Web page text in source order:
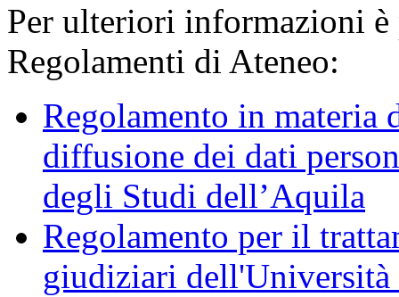
Per ulteriori informazioni è
Regolamenti di Ateneo:
Regolamento in materia
diffusione dei dati
degli Studi dell’Aquila
Regolamento per il
giudiziari